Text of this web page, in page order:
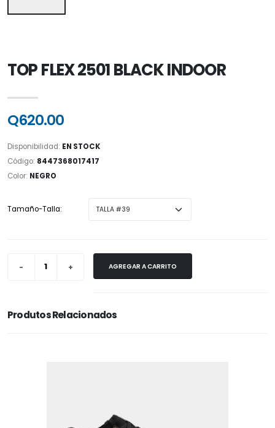
TOP FLEX 2501 BLACK INDOOR
Q620.00
Disponibilidad: EN STOCK
Código: 8447368017417
Color: NEGRO
Tamaño-Talla:
AGREGAR A CARRITO
Produtos Relacionados